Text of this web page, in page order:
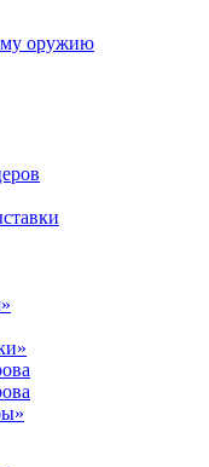
оружию